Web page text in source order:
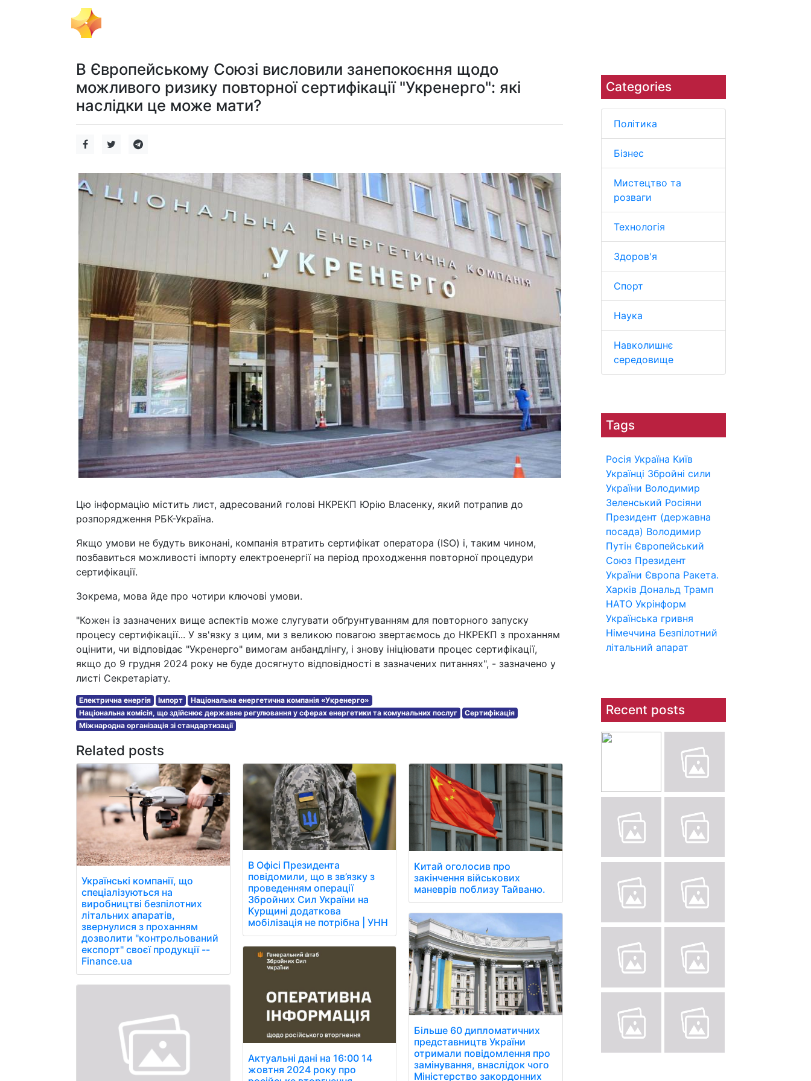
Categories
Політика
Бізнес
Мистецтво та
розваги
Технологія
Здоров'я
Спорт
Наука
Навколишнє
середовище
Tags
Росія Україна Київ
Українці Збройні сили
України Володимир
Зеленський Росіяни
Президент (державна
посада) Володимир
Путін Європейський
Союз Президент
України Європа Ракета.
Харків Дональд Трамп
НАТО Укрінформ
Українська гривня
Німеччина Безпілотний
літальний апарат
Recent posts
В Європейському Союзі висловили занепокоєння щодо
можливого ризику повторної сертифікації "Укренерго": які
наслідки це може мати?
Цю інформацію містить лист, адресований голові НКРЕКП Юрію Власенку, який потрапив до
розпорядження РБК-Україна.
Якщо умови не будуть виконані, компанія втратить сертифікат оператора (ISO) і, таким чином,
позбавиться можливості імпорту електроенергії на період проходження повторної процедури
сертифікації.
Зокрема, мова йде про чотири ключові умови.
"Кожен із зазначених вище аспектів може слугувати обґрунтуванням для повторного запуску
процесу сертифікації... У зв'язку з цим, ми з великою повагою звертаємось до НКРЕКП з проханням
оцінити, чи відповідає "Укренерго" вимогам анбандлінгу, і знову ініціювати процес сертифікації,
якщо до 9 грудня 2024 року не буде досягнуто відповідності в зазначених питаннях", - зазначено у
листі Секретаріату.
Електрична енергія Імпорт
Національна енергетична компанія «Укренерго»
Національна комісія, що здійснює державне регулювання у сферах енергетики та комунальних послуг
Сертифікація
Міжнародна організація зі стандартизації
Related posts
Українські компанії, що
спеціалізуються на
виробництві безпілотних
літальних апаратів,
звернулися з проханням
дозволити "контрольований
експорт" своєї продукції --
Finance.ua
В Офісі Президента
повідомили, що в зв’язку з
проведенням операції
Збройних Сил України на
Курщині додаткова
мобілізація не потрібна | УНН
Актуальні дані на 16:00 14
жовтня 2024 року про
Китай оголосив про
закінчення військових
маневрів поблизу Тайваню.
Більше 60 дипломатичних
представництв України
отримали повідомлення про
замінування, внаслідок чого
Міністерство закордонних